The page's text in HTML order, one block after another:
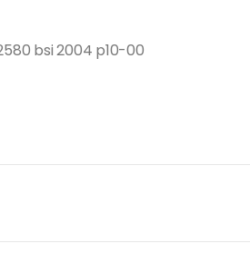
bsi 2004 p10-00